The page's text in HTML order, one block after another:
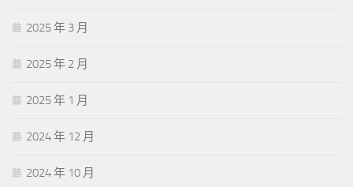
2025 年 3 月
2025 年 2 月
2025 年 1 月
2024 年 12 月
2024 年 10 月